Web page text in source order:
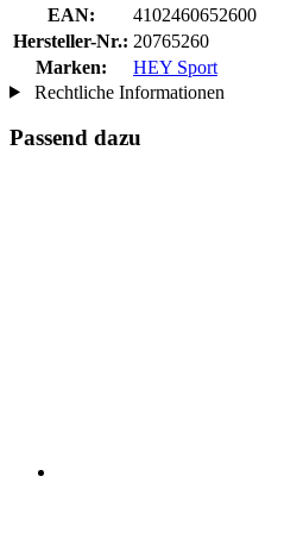
EAN:
4102460652600
Hersteller-Nr.: 20765260
Marken:
HEY Sport
Rechtliche Informationen
Passend dazu